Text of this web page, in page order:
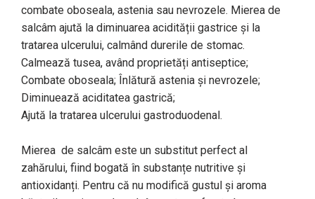
combate oboseala, astenia sau nevrozele. Mierea de
salcâm ajută la diminuarea acidității gastrice și la
tratarea ulcerului, calmând durerile de stomac.
Calmează tusea, având proprietăți antiseptice;
Combate oboseala; Înlătură astenia și nevrozele;
Diminuează aciditatea gastrică;
Ajută la tratarea ulcerului gastroduodenal.
Mierea de salcâm este un substitut perfect al
zahărului, fiind bogată în substanțe nutritive și
antioxidanți. Pentru că nu modifică gustul și aroma